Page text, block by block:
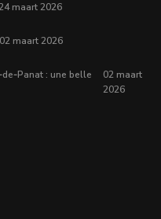
maart 2026
02 maart 2026
: une belle
02 maart
2026